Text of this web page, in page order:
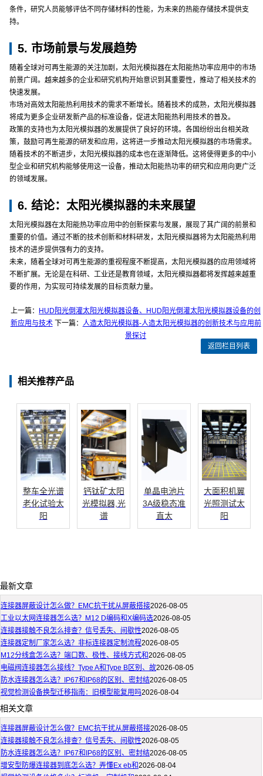
条件，研究人员能够评估不同存储材料的性能，为未来的热能存储技术提供支
持。
5. 市场前景与发展趋势
随着全球对可再生能源的关注加剧，太阳光模拟器在太阳能热功率应用中的市场
前景广阔。越来越多的企业和研究机构开始意识到其重要性，推动了相关技术的
快速发展。
市场对高效太阳能热利用技术的需求不断增长。随着技术的成熟，太阳光模拟器
将成为更多企业研发新产品的标准设备，促进太阳能热利用技术的普及。
政策的支持也为太阳光模拟器的发展提供了良好的环境。各国纷纷出台相关政
策，鼓励可再生能源的研发和应用，这将进一步推动太阳光模拟器的市场需求。
随着技术的不断进步，太阳光模拟器的成本也在逐渐降低。这将使得更多的中小
型企业和研究机构能够使用这一设备，推动太阳能热功率的研究和应用向更广泛
的领域发展。
6. 结论：太阳光模拟器的未来展望
太阳光模拟器在太阳能热功率应用中的创新探索与发展，展现了其广阔的前景和
重要的价值。通过不断的技术创新和材料研发，太阳光模拟器将为太阳能热利用
技术的进步提供强有力的支持。
未来，随着全球对可再生能源的重视程度不断提高，太阳光模拟器的应用领域将
不断扩展。无论是在科研、工业还是教育领域，太阳光模拟器都将发挥越来越重
要的作用，为实现可持续发展的目标贡献力量。
上一篇：
HUD阳光倒灌太阳光模拟器设备、HUD阳光倒灌太阳光模拟器设备的创
新应用与技术下一篇： 人造太阳光模拟器-人造太阳光模拟器的创新技术与应用前
景探讨
返回栏目列表
相关推荐产品
整车全光谱
老化试验太
阳
钙钛矿太阳
光模拟器,光
谱
单晶电池片
3A级稳态准
直太
大面积机翼
光照测试太
阳
最新文章
连接器屏蔽设计怎么做？EMC抗干扰从屏蔽搭接2026-08-05
工业以太网连接器怎么选？M12 D编码和X编码选2026-08-05
连接器接触不良怎么排查？信号丢失、间歇性2026-08-05
连接器定制厂家怎么选？非标连接器定制流程2026-08-05
M12分线盒怎么选？端口数、极性、接线方式和2026-08-05
电磁阀连接器怎么接线？Type A和Type B区别、故2026-08-05
防水连接器怎么选？IP67和IP68的区别、密封结2026-08-05
视觉检测设备换型迁移指南：旧模型能复用吗2026-08-04
相关文章
连接器屏蔽设计怎么做？EMC抗干扰从屏蔽搭接2026-08-05
连接器接触不良怎么排查？信号丢失、间歇性2026-08-05
防水连接器怎么选？IP67和IP68的区别、密封结2026-08-05
增安型防爆连接器到底怎么选？弄懂Ex eb和2026-08-04